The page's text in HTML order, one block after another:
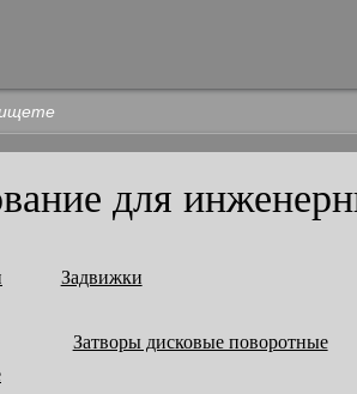
для
Задвижки
Затворы дисковые поворотные